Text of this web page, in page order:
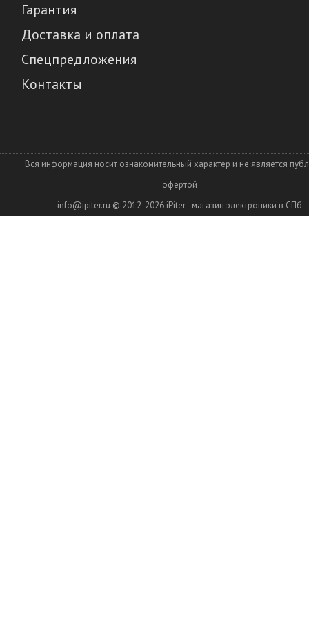
Гарантия
Доставка и оплата
Спецпредложения
Контакты
Вся информация носит ознакомительный характер и не является
офертой
info@ipiter.ru © 2012-2026 iPiter - магазин электроники в СПб